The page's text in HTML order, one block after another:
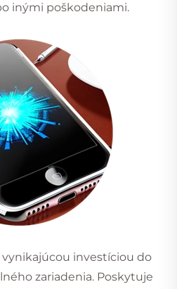
inými poškodeniami.
vynikajúcou investíciou do
zariadenia. Poskytuje